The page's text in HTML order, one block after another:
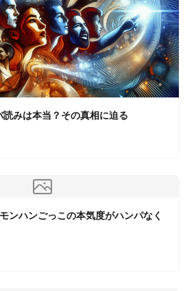
みは本当？その真相に迫る
ンハンごっこの本気度がハンパなく